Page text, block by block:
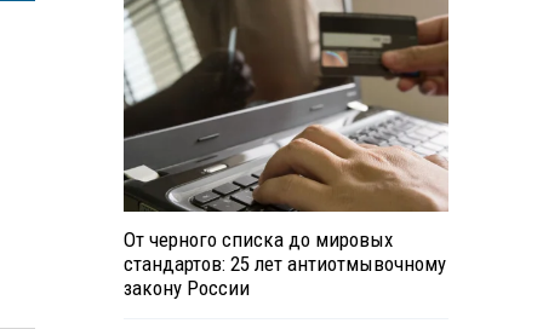
От черного списка до мировых
стандартов: 25 лет антиотмывочному
закону России